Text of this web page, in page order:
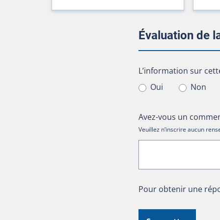
Évaluation de
L’information sur
L’information sur
Oui
Non
Avez-vous un
Veuillez n’inscrire aucun
Pour obtenir une